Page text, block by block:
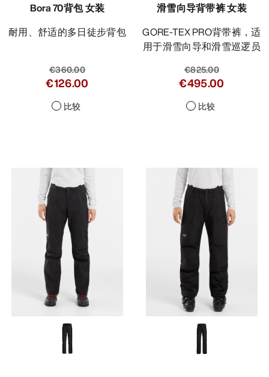
Bora 70背包 女装
耐用、舒适的多日徒步背包
€360.00
€126.00
比较
滑雪向导背带裤 女装
GORE-TEX PRO背带裤，适
用于滑雪向导和滑雪巡逻员
€825.00
€495.00
比较